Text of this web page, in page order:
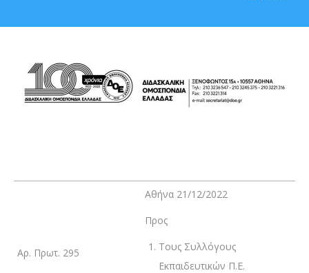
Αρ. Πρωτ. 295
Αθήνα 21/12/2022
Προς
Τους Συλλόγους
Εκπαιδευτικών Π.Ε.